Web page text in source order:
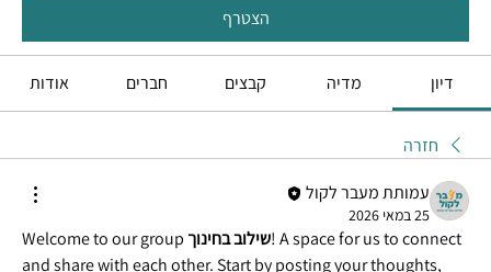
הצטרף
דיון מדיה קבצים חברים אודות
חזרה
עמותת מעבר לקול
25 במאי 2026
Welcome to our group שילוב בחינוך! A space for us to connect
and share with each other. Start by posting your thoughts,